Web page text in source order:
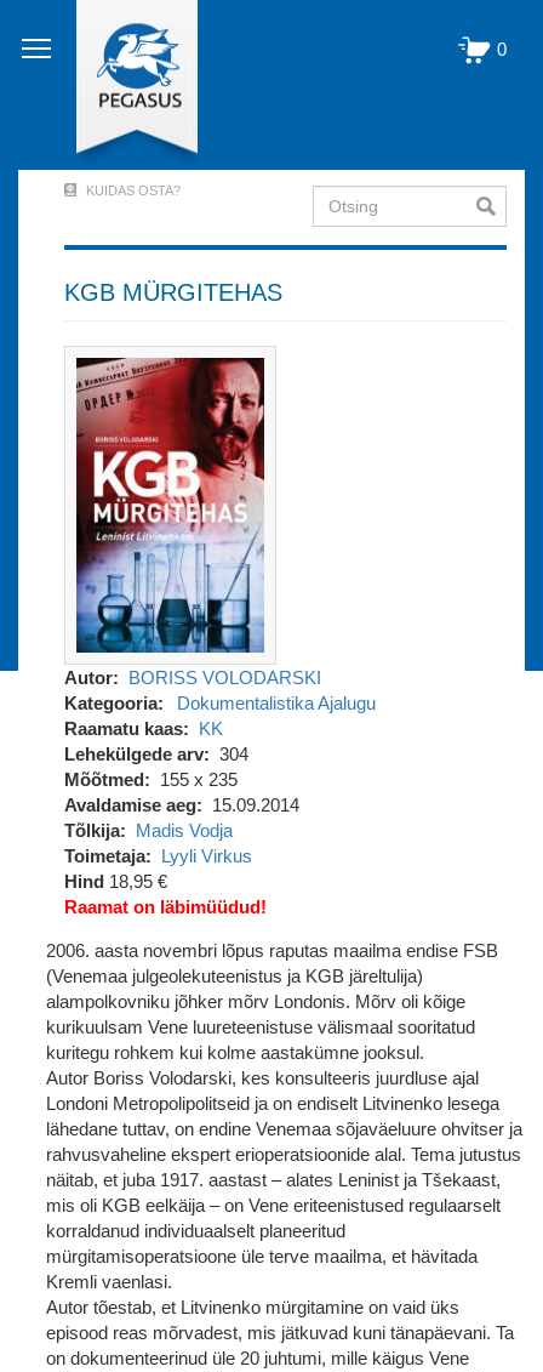
edasi
põhisisu
0
Account
Menu
out)
KUIDAS OSTA? Otsing
KGB MÜRGITEHAS
Autor
BORISS VOLODARSKI
Kategooria
Dokumentalistika Ajalugu
Raamatu kaas
KK
Lehekülgede arv
304
Mõõtmed
155 x 235
Avaldamise aeg
15.09.2014
Tõlkija
Madis Vodja
Toimetaja
Lyyli Virkus
Hind 18,95 €
Raamat on läbimüüdud!
2006. aasta novembri lõpus raputas maailma endise FSB
(Venemaa julgeolekuteenistus ja KGB järeltulija)
alampolkovniku jõhker mõrv Londonis. Mõrv oli kõige
kurikuulsam Vene luureteenistuse välismaal sooritatud
kuritegu rohkem kui kolme aastakümne jooksul.
Autor Boriss Volodarski, kes konsulteeris juurdluse ajal
Londoni Metropolipolitseid ja on endiselt Litvinenko lesega
lähedane tuttav, on endine Venemaa sõjaväeluure ohvitser ja
rahvusvaheline ekspert erioperatsioonide alal. Tema jutustus
näitab, et juba 1917. aastast – alates Leninist ja Tšekaast,
mis oli KGB eelkäija – on Vene eriteenistused regulaarselt
korraldanud individuaalselt planeeritud
mürgitamisoperatsioone üle terve maailma, et hävitada
Kremli vaenlasi.
Autor tõestab, et Litvinenko mürgitamine on vaid üks
episood reas mõrvadest, mis jätkuvad kuni tänapäevani. Ta
on dokumenteerinud üle 20 juhtumi, mille käigus Vene